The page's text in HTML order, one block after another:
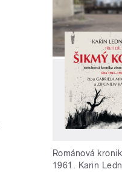
Románová
1961. Karin